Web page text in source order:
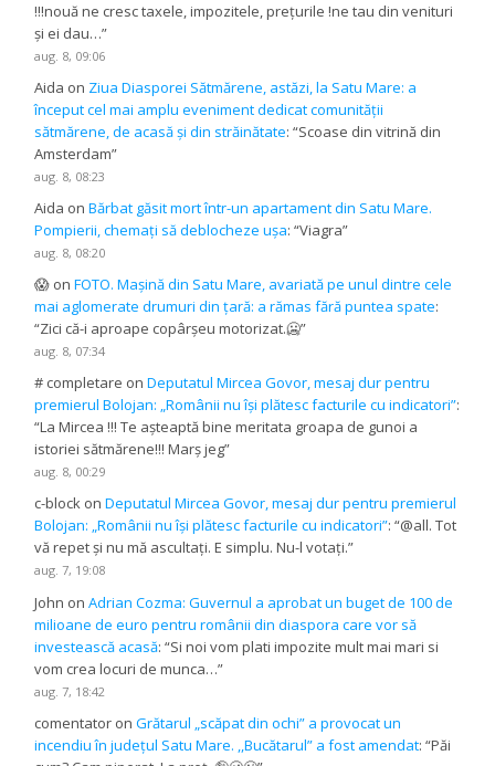
!!!nouă ne cresc taxele, impozitele, prețurile !ne tau din venituri
și ei dau…”
aug. 8, 09:06
Aida on Ziua Diasporei Sătmărene, astăzi, la Satu Mare: a
început cel mai amplu eveniment dedicat comunității
sătmărene, de acasă și din străinătate: “Scoase din vitrină din
Amsterdam”
aug. 8, 08:23
Aida onBărbat găsit mort într-un apartament din Satu Mare.
Pompierii, chemați să deblocheze ușa: “Viagra”
aug. 8, 08:20
😱 onFOTO. Mașină din Satu Mare, avariată pe unul dintre cele
mai aglomerate drumuri din țară: a rămas fără puntea spate:
“Zici că-i aproape copârșeu motorizat.🥶”
aug. 8, 07:34
# completare onDeputatul Mircea Govor, mesaj dur pentru
premierul Bolojan: „Românii nu își plătesc facturile cu indicatori”:
“La Mircea !!! Te așteaptă bine meritata groapa de gunoi a
istoriei sătmărene!!! Marș jeg”
aug. 8, 00:29
c-block onDeputatul Mircea Govor, mesaj dur pentru premierul
Bolojan: „Românii nu își plătesc facturile cu indicatori”: “@all. Tot
vă repet și nu mă ascultați. E simplu. Nu-l votați.”
aug. 7, 19:08
John onAdrian Cozma: Guvernul a aprobat un buget de 100 de
milioane de euro pentru românii din diaspora care vor să
investească acasă: “Si noi vom plati impozite mult mai mari si
vom crea locuri de munca…”
aug. 7, 18:42
comentator onGrătarul „scăpat din ochi” a provocat un
incendiu în județul Satu Mare. ,,Bucătarul” a fost amendat: “Păi